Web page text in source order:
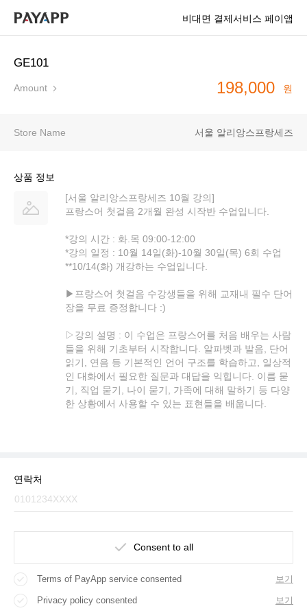
비대면 결제서비스 페이앱
GE101
Amount 198,000 원
Store Name 서울 알리앙스프랑세즈
상품 정보
[서울 알리앙스프랑세즈 10월 강의]
프랑스어 첫걸음 2개월 완성 시작반 수업입니다.
*강의 시간 : 화.목 09:00-12:00
*강의 일정 : 10월 14일(화)-10월 30일(목) 6회 수업
**10/14(화) 개강하는 수업입니다.
▶프랑스어 첫걸음 수강생들을 위해 교재내 필수 단어
장을 무료 증정합니다 :)
▷강의 설명 : 이 수업은 프랑스어를 처음 배우는 사람
들을 위해 기초부터 시작합니다. 알파벳과 발음, 단어
읽기, 연음 등 기본적인 언어 구조를 학습하고, 일상적
인 대화에서 필요한 질문과 대답을 익힙니다. 이름 묻
기, 직업 묻기, 나이 묻기, 가족에 대해 말하기 등 다양
한 상황에서 사용할 수 있는 표현들을 배웁니다.
연락처
Consent to all
Terms of PayApp service consented 보기
Privacy policy consented 보기